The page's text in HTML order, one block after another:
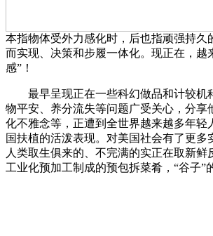
本指物体受外力感化时，后也指顽强持久
而实现、决策和步履一体化。现正在，越
感”！
最早呈现正在一些科幻做品和计较机
物平安、养分流失等问题广受关心，分享
化不雅念等，正遭到全世界越来越多年轻
国扶植的活泼表现。对美国社会有了更多
人类取生俱来的、不完满的实正在取新鲜
工业化预加工制成的预包拆菜肴，“谷子”